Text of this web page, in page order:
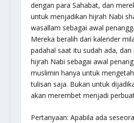
dengan para Sahabat, dan
untuk menjadikan hijrah Nabi
wasallam sebagai awal
Mereka beralih dari kalender
padahal saat itu sudah ada, dan
hijrah Nabi sebagai awal
muslimin hanya untuk
tulisan saja. Bukan untuk
akan merembet menjadi
Pertanyaan: Apabila ada